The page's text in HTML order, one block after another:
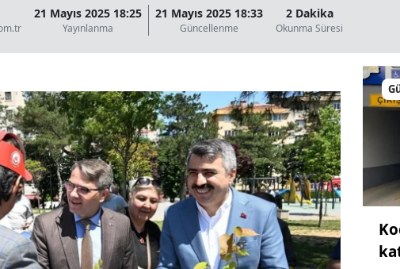
21 Mayıs 2025 18:25
Yayınlanma
21 Mayıs 2025 18:33
Güncellenme
2 Dakika
Okunma Süresi